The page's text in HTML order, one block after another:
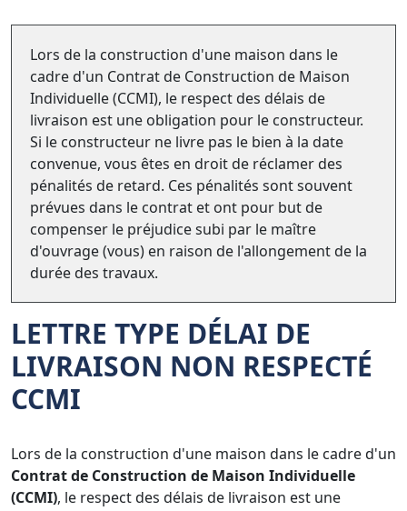
Lors de la construction d'une maison dans le
cadre d'un Contrat de Construction de Maison
Individuelle (CCMI), le respect des délais de
livraison est une obligation pour le constructeur.
Si le constructeur ne livre pas le bien à la date
convenue, vous êtes en droit de réclamer des
pénalités de retard. Ces pénalités sont souvent
prévues dans le contrat et ont pour but de
compenser le préjudice subi par le maître
d'ouvrage (vous) en raison de l'allongement de la
durée des travaux.
LETTRE TYPE DÉLAI DE
LIVRAISON NON RESPECTÉ
CCMI
Lors de la construction d'une maison dans le cadre d'un
Contrat de Construction de Maison Individuelle
(CCMI), le respect des délais de livraison est une